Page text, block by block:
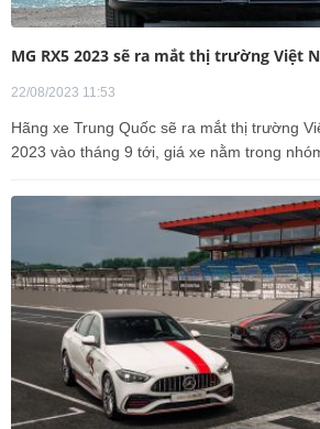
MG RX5 2023 sẽ ra mắt thị trường Việt
22/08/2023 11:53
Hãng xe Trung Quốc sẽ ra mắt thị trường
2023 vào tháng 9 tới, giá xe nằm trong